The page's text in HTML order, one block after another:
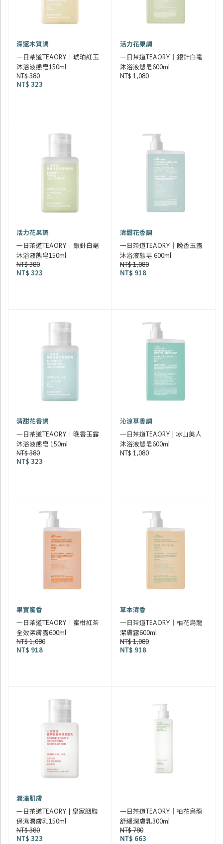
深邃木質調
一日茶道TEAORY｜琥珀紅玉
沐浴液態皂150ml
NT$ 380
NT$ 323
活力花果調
一日茶道TEAORY｜銀針白毫
沐浴液態皂600ml
NT$ 1,080
活力花果調
一日茶道TEAORY｜銀針白毫
沐浴液態皂150ml
NT$ 380
NT$ 323
清甜花香調
一日茶道TEAORY｜晚香玉露
沐浴液態皂 600ml
NT$ 1,080
NT$ 918
清甜花香調
一日茶道TEAORY｜晚香玉露
沐浴液態皂 150ml
NT$ 380
NT$ 323
沁涼草香調
一日茶道TEAORY | 冰山美人
沐浴液態皂600ml
NT$ 1,080
果實蜜香
一日茶道TEAORY｜蜜柑紅茶
全效潔膚露600ml
NT$ 1,080
NT$ 918
草本清香
一日茶道TEAORY｜柚花烏龍
潔膚露600ml
NT$ 1,080
NT$ 918
潤澤肌膚
一日茶道TEAORY | 皇家胭脂
保濕潤膚乳150ml
NT$ 380
NT$ 323
一日茶道TEAORY｜柚花烏龍
舒緩潤膚乳300ml
NT$ 780
NT$ 663